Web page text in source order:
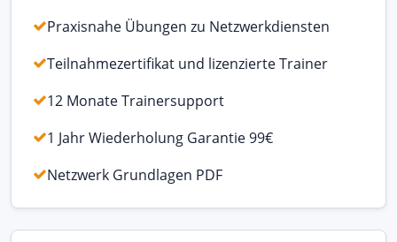
Praxisnahe Übungen zu Netzwerkdiensten
Teilnahmezertifikat und lizenzierte Trainer
12 Monate Trainersupport
1 Jahr Wiederholung Garantie 99€
Netzwerk Grundlagen PDF